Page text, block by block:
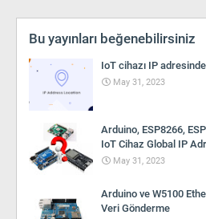
Bu yayınları beğenebilirsiniz
IoT cihazı IP
May 31, 2023
Arduino, ESP8266,
IoT Cihaz Global IP
May 31, 2023
Arduino ve W5100
Veri Gönderme